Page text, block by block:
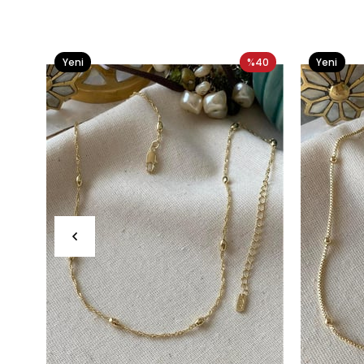
%40
Yeni
Ürün
Yeni
Ürün